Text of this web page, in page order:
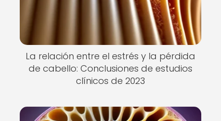
La relación entre el estrés y la pérdida
de cabello: Conclusiones de estudios
clínicos de 2023